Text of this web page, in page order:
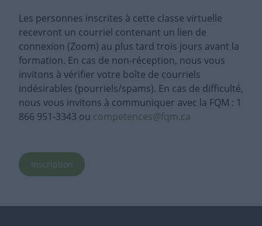
Les personnes inscrites à cette classe virtuelle
recevront un courriel contenant un lien de
connexion (Zoom) au plus tard trois jours avant la
formation. En cas de non-réception, nous vous
invitons à vérifier votre boîte de courriels
indésirables (pourriels/spams). En cas de difficulté,
nous vous invitons à communiquer avec la FQM : 1
866 951-3343 ou competences@fqm.ca
Inscription